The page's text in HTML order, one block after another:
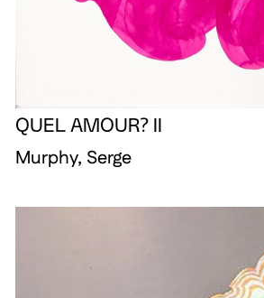
QUEL AMOUR? II
Murphy, Serge